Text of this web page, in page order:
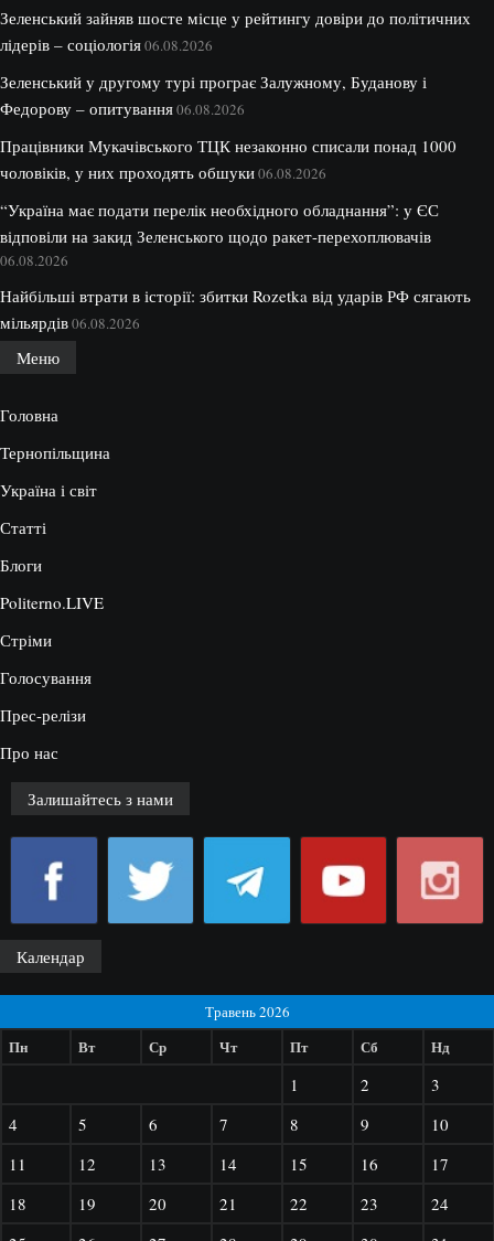
Зеленський зайняв шосте місце у рейтингу довіри до політичних
лідерів – соціологія06.08.2026
Зеленський у другому турі програє Залужному, Буданову і
Федорову – опитування06.08.2026
Працівники Мукачівського ТЦК незаконно списали понад 1000
чоловіків, у них проходять обшуки06.08.2026
“Україна має подати перелік необхідного обладнання”: у ЄС
відповіли на закид Зеленського щодо ракет-перехоплювачів
06.08.2026
Найбільші втрати в історії: збитки Rozetka від ударів РФ сягають
мільярдів06.08.2026
Меню
Головна
Тернопільщина
Україна і світ
Статті
Блоги
Politerno.LIVE
Стріми
Голосування
Прес-релізи
Про нас
Залишайтесь з нами
Календар
Травень 2026
Пн Вт Ср Чт Пт Сб Нд
1 2
3
4
5 6 7 8 9
10
11
12 13 14 15 16
17
18
19 20 21 22 23
24